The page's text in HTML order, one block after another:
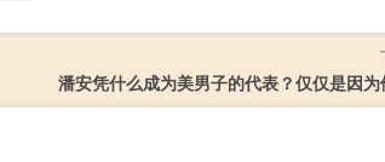
潘安凭什么成为美男子的代表？仅仅是因为